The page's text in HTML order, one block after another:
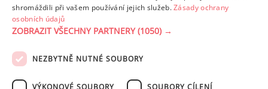
Detailní rozpis
PODMÍNKY UŽITÍ ZÁSADY OCHRANY OSOBNÍCH ÚDAJŮ
shromáždili při vašem používání jejich služeb.Zásady ochrany
osobních údajů
ZOBRAZIT VŠECHNY PARTNERY(1050) →
NEZBYTNĚ NUTNÉ SOUBORY
VÝKONOVÉ SOUBORY SOUBORY CÍLENÍ